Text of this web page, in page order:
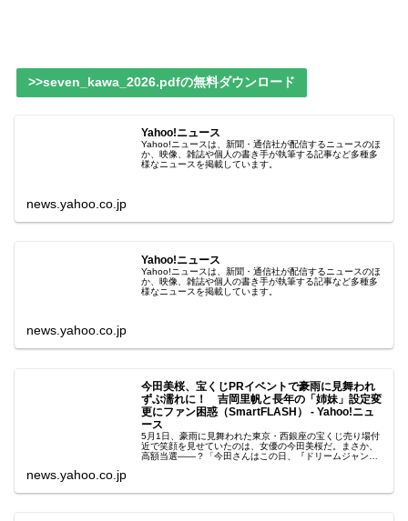
>>seven_kawa_2026.pdfの無料ダウンロード
Yahoo!ニュース
Yahoo!ニュースは、新聞・通信社が配信するニュースのほ
か、映像、雑誌や個人の書き手が執筆する記事など多種多
様なニュースを掲載しています。
news.yahoo.co.jp
Yahoo!ニュース
Yahoo!ニュースは、新聞・通信社が配信するニュースのほ
か、映像、雑誌や個人の書き手が執筆する記事など多種多
様なニュースを掲載しています。
news.yahoo.co.jp
今田美桜、宝くじPRイベントで豪雨に見舞われ
ずぶ濡れに！ 吉岡里帆と長年の「姉妹」設定変
更にファン困惑（SmartFLASH） - Yahoo!ニュ
ース
5月1日、豪雨に見舞われた東京・西銀座の宝くじ売り場付
近で笑顔を見せていたのは、女優の今田美桜だ。まさか、
高額当選――？「今田さんはこの日、『ドリームジャンボ
news.yahoo.co.jp